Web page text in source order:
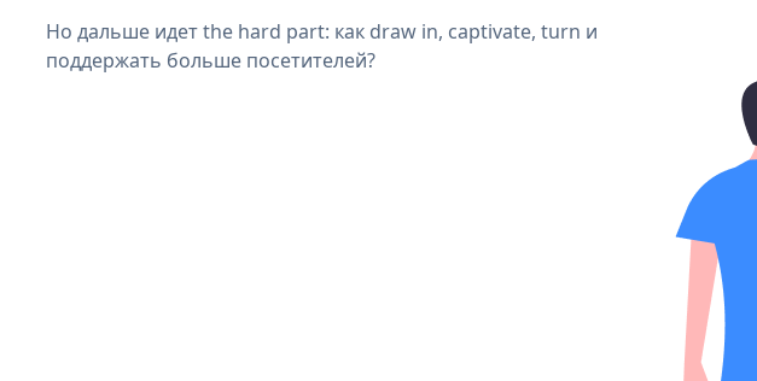
Но дальше идет the hard part: как draw in, captivate, turn и
поддержать больше посетителей?